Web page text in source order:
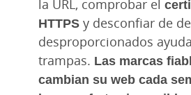
la URL, comprobar el
HTTPS y desconfiar de
desproporcionados
trampas. Las marcas
cambian su web cada